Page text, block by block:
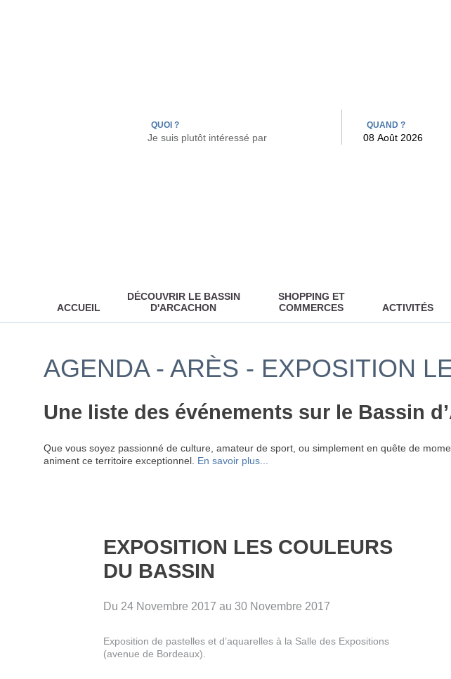
QUOI ? QUAND ?
ACCUEIL
DÉCOUVRIR LE BASSIN
D'ARCACHON
SHOPPING ET
COMMERCES
ACTIVITÉS
AGENDA - ARÈS - EXPOSITION
Une liste des événements sur le Bassin
Que vous soyez passionné de culture, amateur de sport, ou simplement en quête de
animent ce territoire exceptionnel. En savoir plus...
EXPOSITION LES COULEURS
DU BASSIN
Du 24 Novembre 2017 au 30 Novembre 2017
Exposition de pastelles et d’aquarelles à la Salle des Expositions
(avenue de Bordeaux).